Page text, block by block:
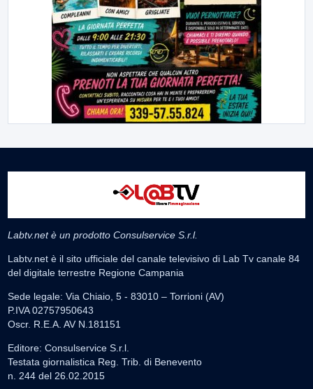
Labtv.net è un prodotto Consulservice S.r.l.
Labtv.net è il sito ufficiale del canale televisivo di Lab Tv canale 84
del digitale terrestre Regione Campania
Sede legale: Via Chiaio, 5 - 83010 – Torrioni (AV)
P.IVA 02757950643
Oscr. R.E.A. AV N.181151
Editore: Consulservice S.r.l.
Testata giornalistica Reg. Trib. di Benevento
n. 244 del 26.02.2015